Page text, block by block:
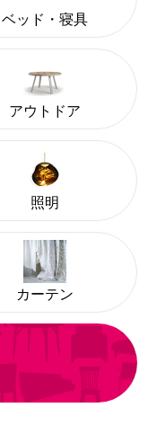
ベッド・寝具
アウトドア
照明
カーテン